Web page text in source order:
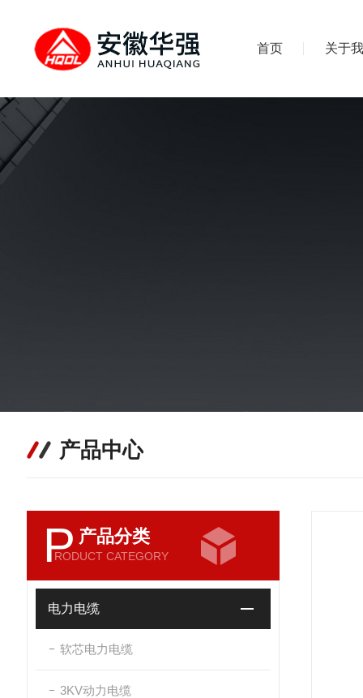
首页 关于
产品中心
P 产品分类
RODUCT CATEGORY
电力电缆
软芯电力电缆
3KV动力电缆